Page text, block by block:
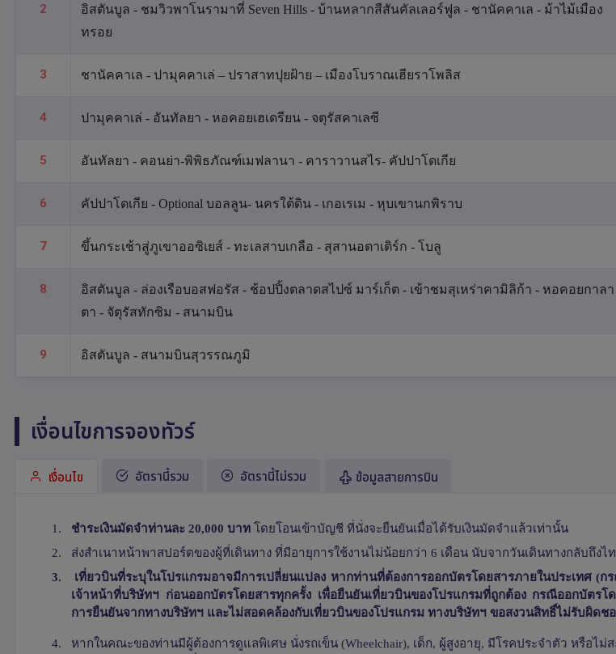
2
อิสตันบูล - ชมวิวพาโนรามาที่ Seven Hills - บ้านหลากสีสันคัลเลอร์ฟูล - ชานัคคาเล - ม้าไม้เมือง
ทรอย
3 ชานัคคาเล - ปามุคคาเล่ – ปราสาทปุยฝ้าย – เมืองโบราณเฮียราโพลิส
4 ปามุคคาเล่ - อันทัลยา - หอคอยเฮเดรียน - จตุรัสคาเลซี
5 อันทัลยา - คอนย่า-พิพิธภัณฑ์เมฟลานา - คาราวานสไร- คัปปาโดเกีย
6 คัปปาโดเกีย - Optional บอลลูน- นครใต้ดิน - เกอเรเม - หุบเขานกพิราบ
7 ขึ้นกระเช้าสู่ภูเขาออซิเยส์ - ทะเลสาบเกลือ - สุสานอตาเติร์ก - โบลู
8
อิสตันบูล - ล่องเรือบอสฟอรัส - ช้อปปิ้งตลาดสไปซ์ มาร์เก็ต - เข้าชมสุเหร่าคามิลิก้า - หอคอยกาลา
ตา - จัตุรัสทักซิม - สนามบิน
9 อิสตันบูล - สนามบินสุวรรณภูมิ
เงื่อนไขการจองทัวร์
เงื่อนไข อัตรานี้รวม อัตรานี้ไม่รวม ข้อมูลสายการบิน
1. ชำระเงินมัดจำท่านละ 20,000 บาท โดยโอนเข้าบัญชี ที่นั่งจะยืนยันเมื่อได้รับเงินมัดจำแล้วเท่านั้น
2.
ส่งสำเนาหน้าพาสปอร์ตของผู้ที่เดินทาง ที่มีอายุการใช้งานไม่น้อยกว่า 6 เดือน นับจากวันเดินทางกลับถึงไ
3.
เที่ยวบินที่ระบุในโปรแกรมอาจมีการเปลี่ยนแปลง หากท่านที่ต้องการออกบัตรโดยสารภายในประเทศ (
เจ้าหน้าที่บริษัทฯ ก่อนออกบัตรโดยสารทุกครั้ง เพื่อยืนยันเที่ยวบินของโปรแกรมที่ถูกต้อง กรณีออกบัตรโ
การยืนยันจากทางบริษัทฯ และไม่สอดคล้องกับเที่ยวบินของโปรแกรม ทางบริษัทฯ ขอสงวนสิทธิ์ไม่รับผิดช
4. หากในคณะของท่านมีผู้ต้องการดูแลพิเศษ นั่งรถเข็น (Wheelchair), เด็ก, ผู้สูงอายุ, มีโรคประจำตัว หรือไม่